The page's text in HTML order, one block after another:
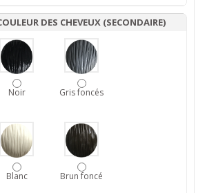
DES CHEVEUX (SECONDAIRE)
Noir Gris foncés
Blanc Brun foncé